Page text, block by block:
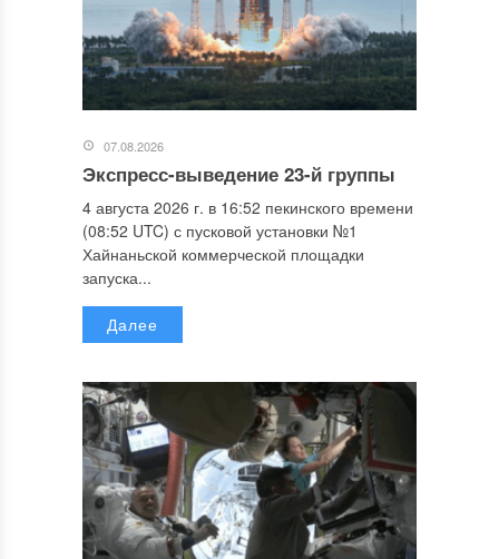
07.08.2026
Экспресс-выведение 23-й группы
4 августа 2026 г. в 16:52 пекинского времени
(08:52 UTC) с пусковой установки №1
Хайнаньской коммерческой площадки
запуска...
Далее